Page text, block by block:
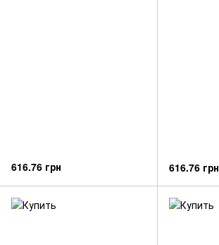
616.76 грн 616.76 грн